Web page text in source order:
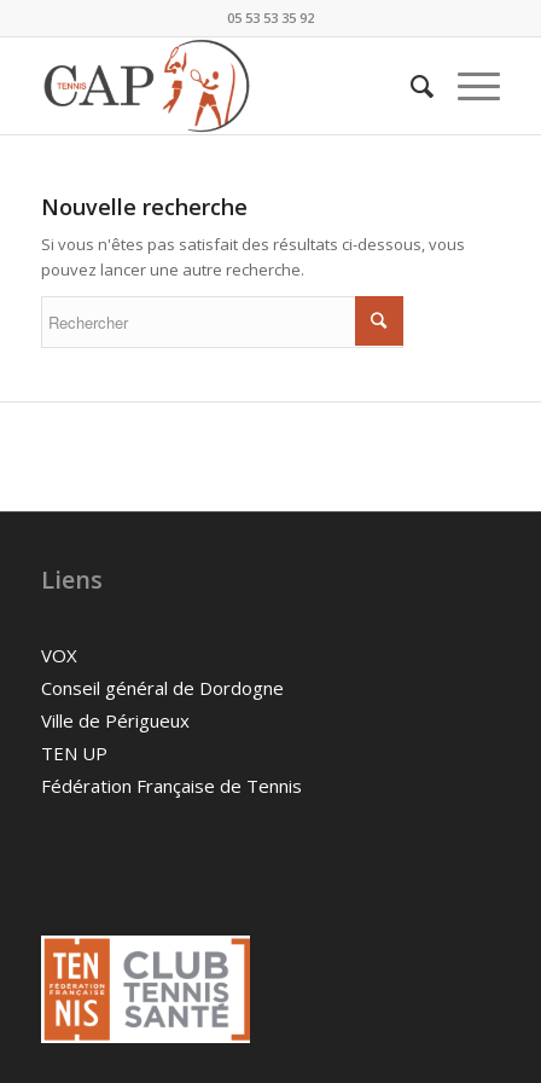
05 53 53 35 92
Nouvelle recherche
Si vous n'êtes pas satisfait des résultats ci-dessous, vous
pouvez lancer une autre recherche.
Liens
VOX
Conseil général de Dordogne
Ville de Périgueux
TEN UP
Fédération Française de Tennis